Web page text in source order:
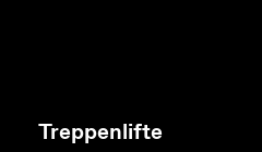
Treppenlifte